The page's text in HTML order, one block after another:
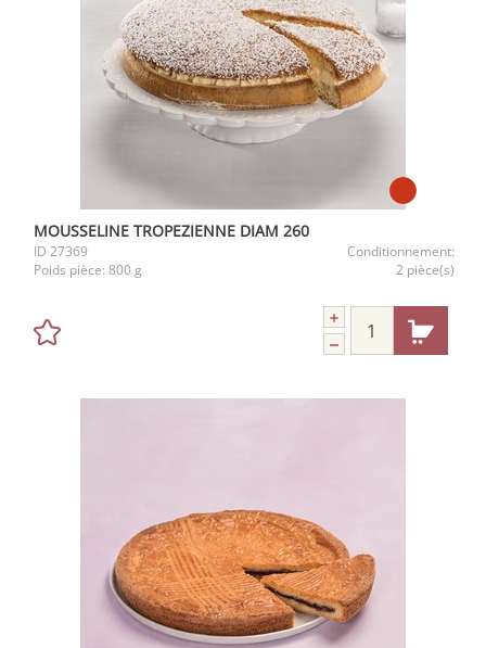
MOUSSELINE TROPEZIENNE DIAM 260
ID 27369
Conditionnement:
Poids pièce: 800 g 2 pièce(s)